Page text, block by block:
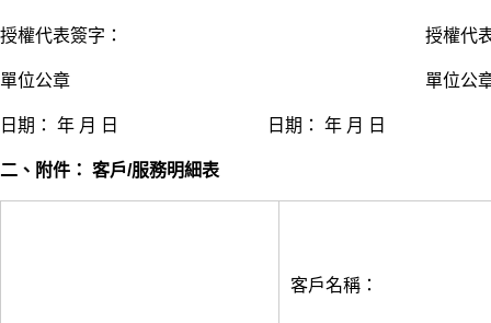
授權代表簽字： 授權代表簽
單位公章 單位公
日期： 年 月 日 日期： 年 月 日
二、附件： 客戶/服務明細表
客戶名稱：